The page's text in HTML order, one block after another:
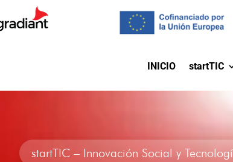
INICIO startTIC
startTIC – Innovación Social y